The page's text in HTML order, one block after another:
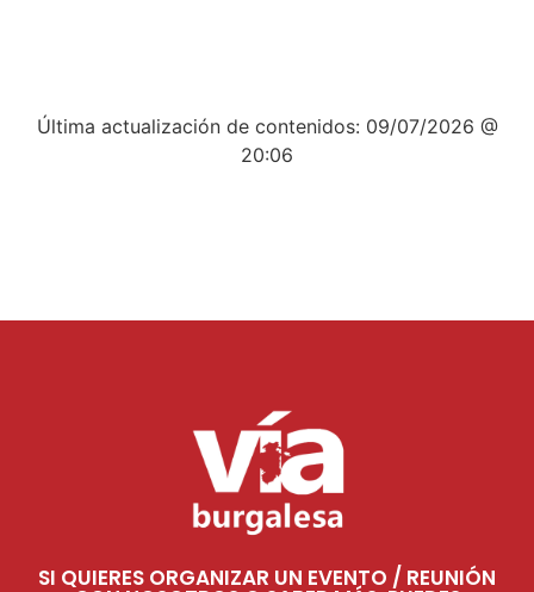
Última actualización de contenidos: 09/07/2026 @
20:06
SI QUIERES ORGANIZAR UN EVENTO / REUNIÓN